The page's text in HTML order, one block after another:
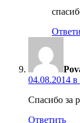
04.08.2014 в
Спасибо за
Ответить